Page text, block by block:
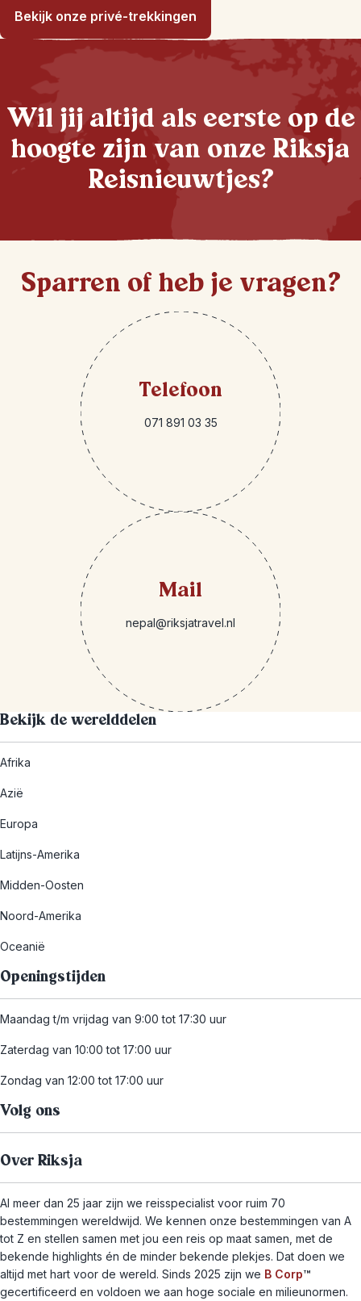
Bekijk onze privé-trekkingen
Wil jij altijd als eerste op de
hoogte zijn van onze Riksja
Reisnieuwtjes?
Sparren of heb je vragen?
Telefoon
071 891 03 35
Mail
nepal@riksjatravel.nl
Bekijk de werelddelen
Afrika
Azië
Europa
Latijns-Amerika
Midden-Oosten
Noord-Amerika
Oceanië
Openingstijden
Maandag t/m vrijdag van 9:00 tot 17:30 uur
Zaterdag van 10:00 tot 17:00 uur
Zondag van 12:00 tot 17:00 uur
Volg ons
Over Riksja
Al meer dan 25 jaar zijn we reisspecialist voor ruim 70
bestemmingen wereldwijd. We kennen onze bestemmingen van A
tot Z en stellen samen met jou een reis op maat samen, met de
bekende highlights én de minder bekende plekjes. Dat doen we
altijd met hart voor de wereld. Sinds 2025 zijn we B Corp™
gecertificeerd en voldoen we aan hoge sociale en milieunormen.